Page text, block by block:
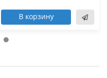
В корзину